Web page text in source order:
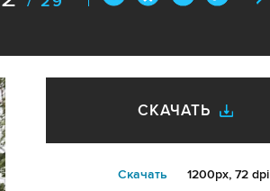
СКАЧАТЬ
Cкачать 1200px, 72 dpi